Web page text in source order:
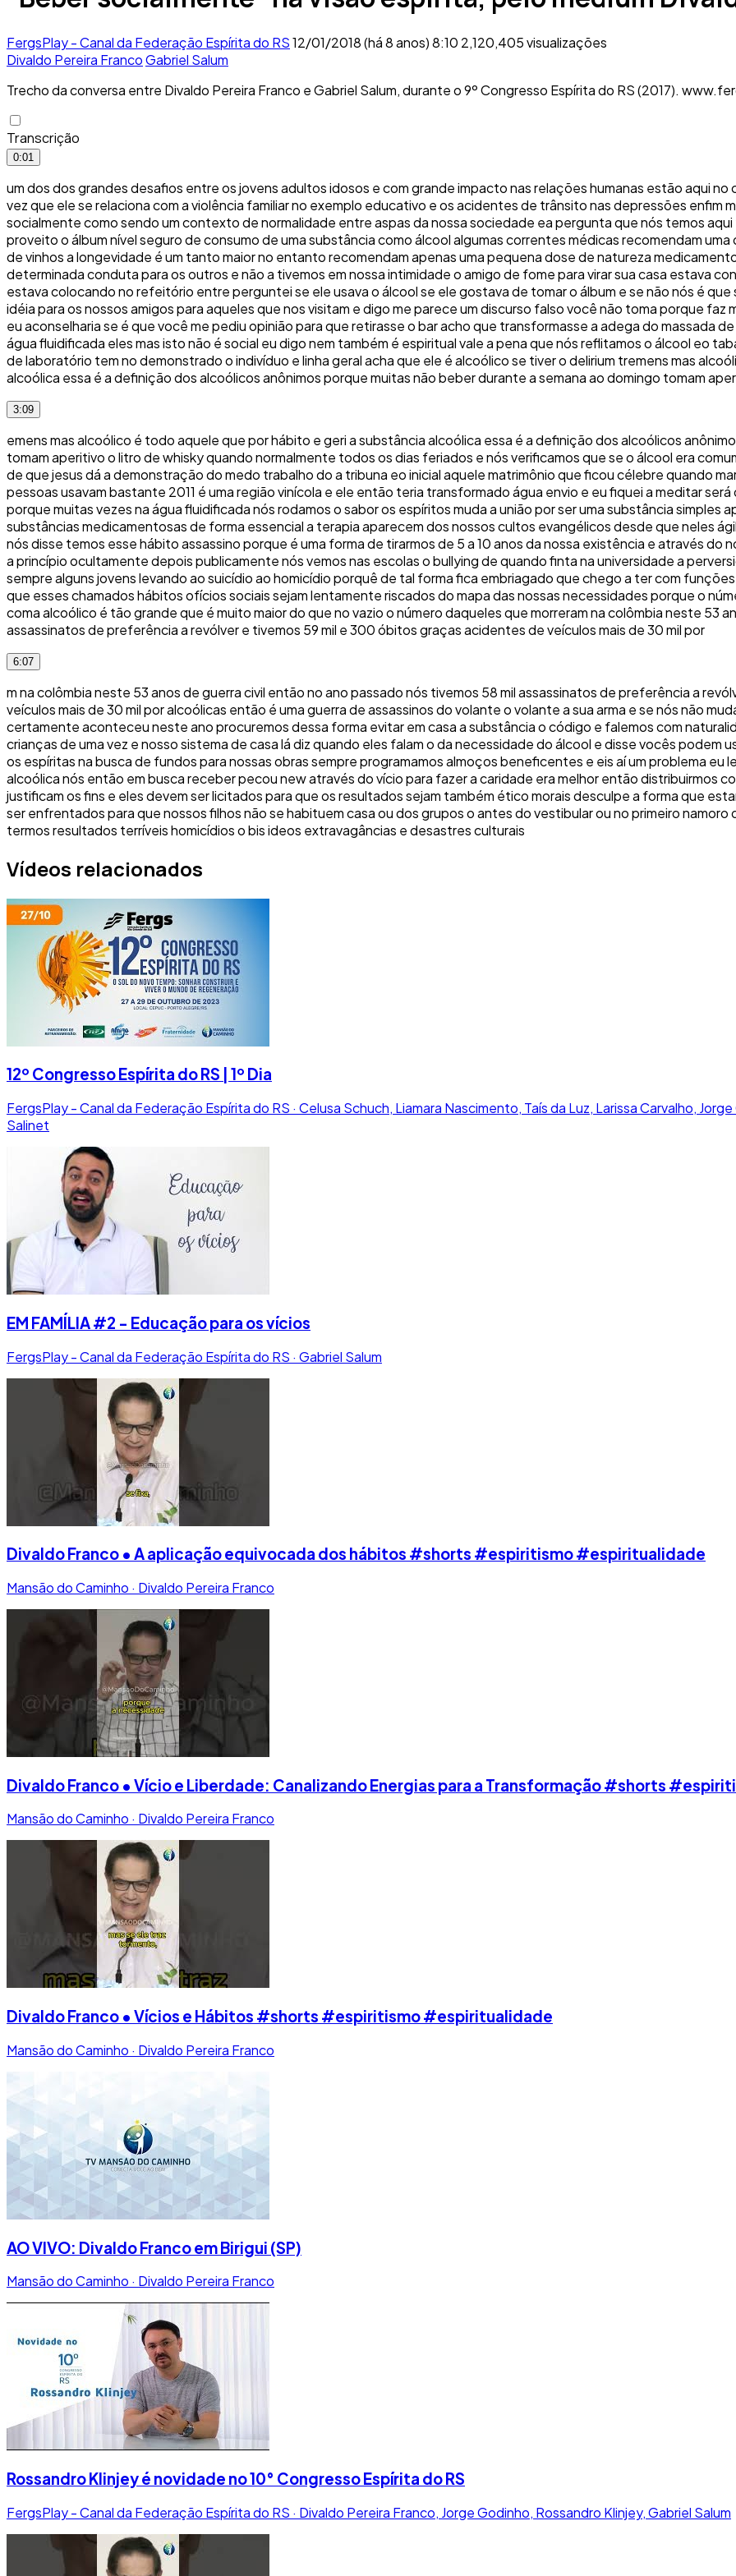
FergsPlay - Canal da Federação Espírita do RS12/01/2018 (há 8 anos)8:10 2,120,405 visualizações
Divaldo Pereira FrancoGabriel Salum
Trecho da conversa entre Divaldo Pereira Franco e Gabriel Salum, durante o 9º Congresso Espírita do RS (2017).
Transcrição
0:01
um dos dos grandes desafios entre os jovens adultos idosos e com grande impacto nas relações humanas estão aqui
vez que ele se relaciona com a violência familiar no exemplo educativo e os acidentes de trânsito nas depressões enfim
socialmente como sendo um contexto de normalidade entre aspas da nossa sociedade ea pergunta que nós temos aqui
proveito o álbum nível seguro de consumo de uma substância como álcool algumas correntes médicas recomendam
de vinhos a longevidade é um tanto maior no entanto recomendam apenas uma pequena dose de natureza
determinada conduta para os outros e não a tivemos em nossa intimidade o amigo de fome para virar sua casa estava
estava colocando no refeitório entre perguntei se ele usava o álcool se ele gostava de tomar o álbum e se não nós é
idéia para os nossos amigos para aqueles que nos visitam e digo me parece um discurso falso você não toma porque faz
eu aconselharia se é que você me pediu opinião para que retirasse o bar acho que transformasse a adega do massada
água fluidificada eles mas isto não é social eu digo nem também é espiritual vale a pena que nós reflitamos o álcool eo
de laboratório tem no demonstrado o indivíduo e linha geral acha que ele é alcoólico se tiver o delirium tremens mas
alcoólica essa é a definição dos alcoólicos anônimos porque muitas não beber durante a semana ao domingo tomam
3:09
emens mas alcoólico é todo aquele que por hábito e geri a substância alcoólica essa é a definição dos alcoólicos
tomam aperitivo o litro de whisky quando normalmente todos os dias feriados e nós verificamos que se o álcool era
de que jesus dá a demonstração do medo trabalho do a tribuna eo inicial aquele matrimônio que ficou célebre quando
pessoas usavam bastante 2011 é uma região vinícola e ele então teria transformado água envio e eu fiquei a meditar
porque muitas vezes na água fluidificada nós rodamos o sabor os espíritos muda a união por ser uma substância simples
substâncias medicamentosas de forma essencial a terapia aparecem dos nossos cultos evangélicos desde que neles
nós disse temos esse hábito assassino porque é uma forma de tirarmos de 5 a 10 anos da nossa existência e através do
a princípio ocultamente depois publicamente nós vemos nas escolas o bullying de quando finta na universidade a
sempre alguns jovens levando ao suicídio ao homicídio porquê de tal forma fica embriagado que chego a ter com
que esses chamados hábitos ofícios sociais sejam lentamente riscados do mapa das nossas necessidades porque o
coma alcoólico é tão grande que é muito maior do que no vazio o número daqueles que morreram na colômbia neste 53
assassinatos de preferência a revólver e tivemos 59 mil e 300 óbitos graças acidentes de veículos mais de 30 mil por
6:07
m na colômbia neste 53 anos de guerra civil então no ano passado nós tivemos 58 mil assassinatos de preferência a
veículos mais de 30 mil por alcoólicas então é uma guerra de assassinos do volante o volante a sua arma e se nós não
certamente aconteceu neste ano procuremos dessa forma evitar em casa a substância o código e falemos com
crianças de uma vez e nosso sistema de casa lá diz quando eles falam o da necessidade do álcool e disse vocês podem
os espíritas na busca de fundos para nossas obras sempre programamos almoços beneficentes e eis aí um problema eu
alcoólica nós então em busca receber pecou new através do vício para fazer a caridade era melhor então distribuirmos
justificam os fins e eles devem ser licitados para que os resultados sejam também ético morais desculpe a forma que
ser enfrentados para que nossos filhos não se habituem casa ou dos grupos o antes do vestibular ou no primeiro namoro
termos resultados terríveis homicídios o bis ideos extravagâncias e desastres culturais
Vídeos relacionados
12º Congresso Espírita do RS | 1º Dia
FergsPlay - Canal da Federação Espírita do RS · Celusa Schuch, Liamara Nascimento, Taís da Luz, Larissa Carvalho,
Salinet
EM FAMÍLIA #2 - Educação para os vícios
FergsPlay - Canal da Federação Espírita do RS · Gabriel Salum
Divaldo Franco • A aplicação equivocada dos hábitos #shorts #espiritismo #espiritualidade
Mansão do Caminho · Divaldo Pereira Franco
Divaldo Franco • Vício e Liberdade: Canalizando Energias para a Transformação #shorts
Mansão do Caminho · Divaldo Pereira Franco
Divaldo Franco • Vícios e Hábitos #shorts #espiritismo #espiritualidade
Mansão do Caminho · Divaldo Pereira Franco
AO VIVO: Divaldo Franco em Birigui (SP)
Mansão do Caminho · Divaldo Pereira Franco
Rossandro Klinjey é novidade no 10° Congresso Espírita do RS
FergsPlay - Canal da Federação Espírita do RS · Divaldo Pereira Franco, Jorge Godinho, Rossandro Klinjey, Gabriel Salum